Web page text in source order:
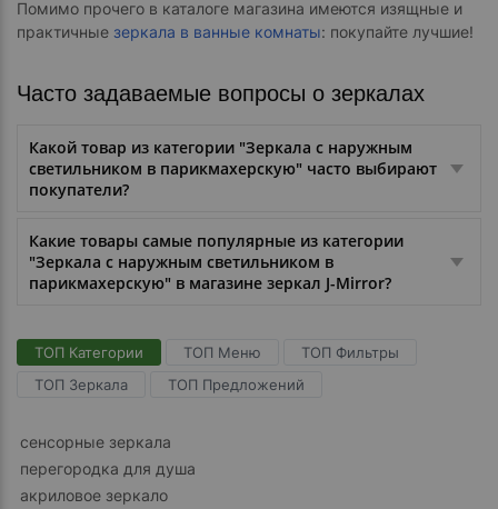
Помимо прочего в каталоге магазина имеются изящные и
практичные зеркала в ванные комнаты: покупайте лучшие!
Часто задаваемые вопросы о зеркалах
Какой товар из категории "Зеркала с наружным
светильником в парикмахерскую" часто выбирают
покупатели?
Какие товары самые популярные из категории
"Зеркала с наружным светильником в
парикмахерскую" в магазине зеркал J-Mirror?
ТОП Категории ТОП Меню
ТОП Фильтры
ТОП Зеркала
ТОП Предложений
сенсорные зеркала
перегородка для душа
акриловое зеркало